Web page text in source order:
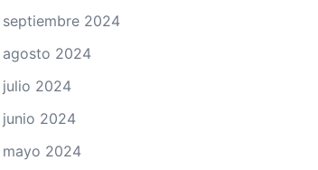
septiembre 2024
agosto 2024
julio 2024
junio 2024
mayo 2024